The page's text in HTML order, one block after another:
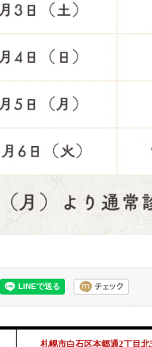
札幌市白石区本郷通2丁目北